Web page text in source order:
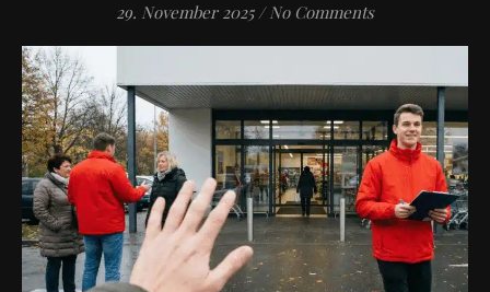
29. November 2025 / No Comments